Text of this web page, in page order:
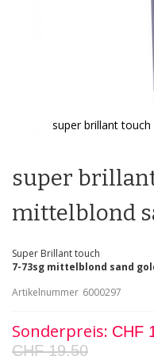
super brillant
Bildgalerie
super
mittelblond
Super Brillant touch
7-73sg mittelblond sand
Artikelnummer 6000297
Sonderpreis CHF
CHF 19.50